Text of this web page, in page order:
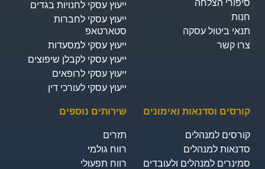
סיפורי הצלחה
חנות
תנאי ביטול עסקה
צרו קשר
ייעוץ עסקי לחנויות בגדים
ייעוץ עסקי לחברות
סטארטאפ
ייעוץ עסקי למסעדות
ייעוץ עסקי לקבלן שיפוצים
ייעוץ עסקי לרופאים
ייעוץ עסקי לעורכי דין
קורסים וסדנאות ואימונים
קורסים למנהלים
סדנאות למנהלים
סמינרים למנהלים ולעובדים
שירותים נוספים
תזרים
רווח גולמי
רווח תפעולי